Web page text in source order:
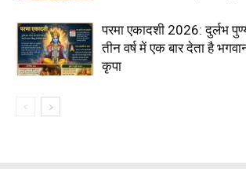
परमा एकादशी 2026: दुर्लभ
तीन वर्ष में एक बार देता है
कृपा